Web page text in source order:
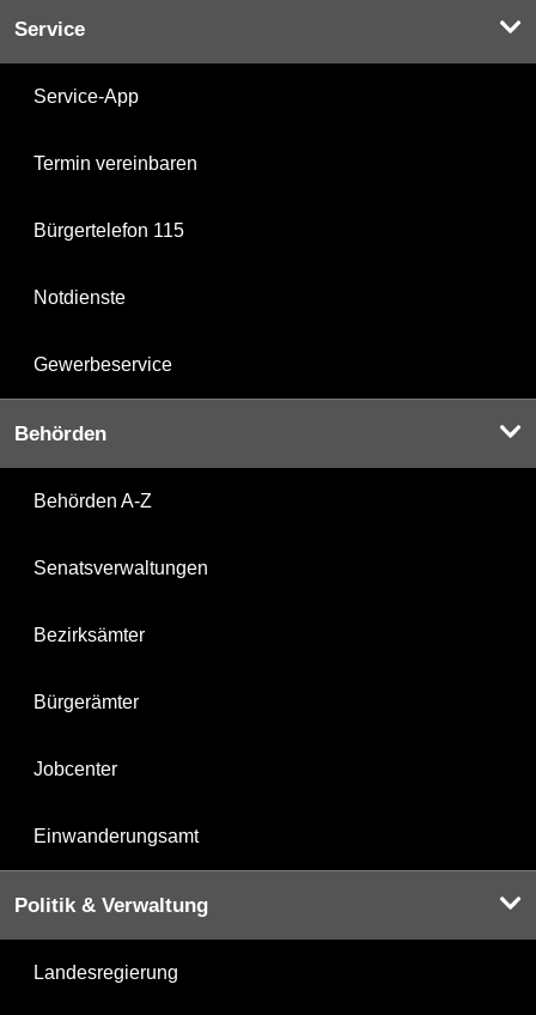
Service
Service-App
Termin vereinbaren
Bürgertelefon 115
Notdienste
Gewerbeservice
Behörden
Behörden A-Z
Senatsverwaltungen
Bezirksämter
Bürgerämter
Jobcenter
Einwanderungsamt
Politik & Verwaltung
Landesregierung